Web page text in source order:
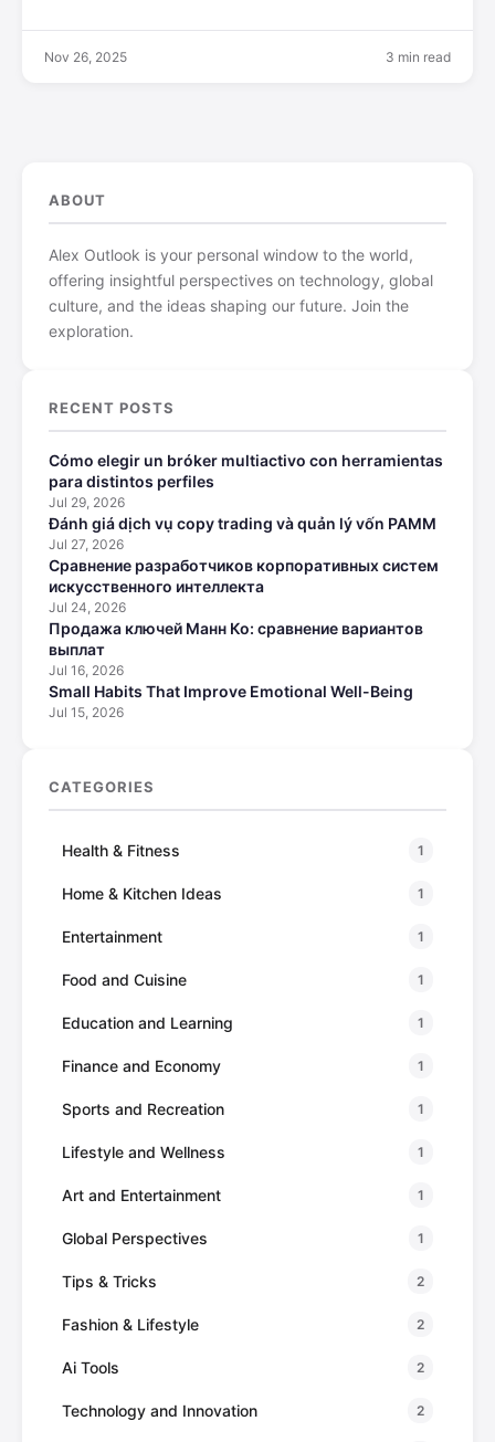
Nov 26, 2025 3 min read
ABOUT
Alex Outlook is your personal window to the world,
offering insightful perspectives on technology, global
culture, and the ideas shaping our future. Join the
exploration.
RECENT POSTS
Cómo elegir un bróker multiactivo con herramientas
para distintos perfiles
Jul 29, 2026
Đánh giá dịch vụ copy trading và quản lý vốn PAMM
Jul 27, 2026
Сравнение разработчиков корпоративных систем
искусственного интеллекта
Jul 24, 2026
Продажа ключей Манн Ко: сравнение вариантов
выплат
Jul 16, 2026
Small Habits That Improve Emotional Well-Being
Jul 15, 2026
CATEGORIES
Health & Fitness 1
Home & Kitchen Ideas 1
Entertainment 1
Food and Cuisine 1
Education and Learning 1
Finance and Economy 1
Sports and Recreation 1
Lifestyle and Wellness 1
Art and Entertainment 1
Global Perspectives 1
Tips & Tricks 2
Fashion & Lifestyle 2
Ai Tools 2
Technology and Innovation 2